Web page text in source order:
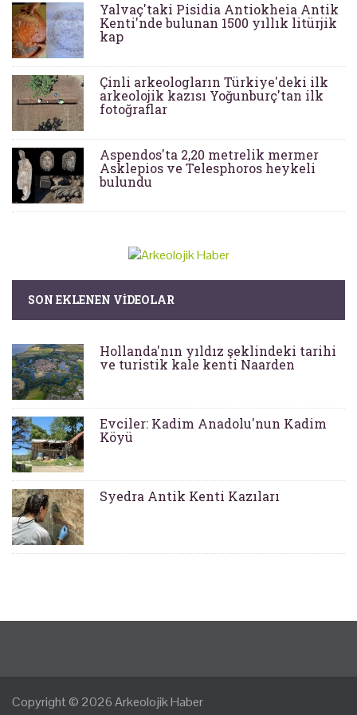
Yalvaç'taki Pisidia Antiokheia Antik
Kenti'nde bulunan 1500 yıllık litürjik
kap
Çinli arkeologların Türkiye'deki ilk
arkeolojik kazısı Yoğunburç'tan ilk
fotoğraflar
Aspendos'ta 2,20 metrelik mermer
Asklepios ve Telesphoros heykeli
bulundu
SON EKLENEN VIDEOLAR
Hollanda'nın yıldız şeklindeki tarihi
ve turistik kale kenti Naarden
Evciler: Kadim Anadolu'nun Kadim
Köyü
Syedra Antik Kenti Kazıları
Copyright © 2026Arkeolojik Haber